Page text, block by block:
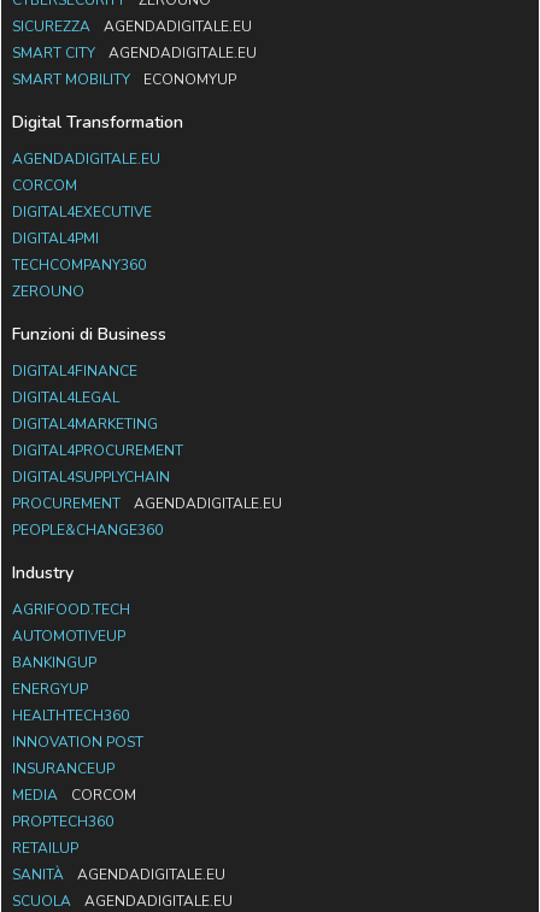
SICUREZZA
AGENDADIGITALE.EU
SMART CITY
AGENDADIGITALE.EU
SMART MOBILITY
ECONOMYUP
Digital Transformation
AGENDADIGITALE.EU
CORCOM
DIGITAL4EXECUTIVE
DIGITAL4PMI
TECHCOMPANY360
ZEROUNO
Funzioni di Business
DIGITAL4FINANCE
DIGITAL4LEGAL
DIGITAL4MARKETING
DIGITAL4PROCUREMENT
DIGITAL4SUPPLYCHAIN
PROCUREMENT
AGENDADIGITALE.EU
PEOPLE&CHANGE360
Industry
AGRIFOOD.TECH
AUTOMOTIVEUP
BANKINGUP
ENERGYUP
HEALTHTECH360
INNOVATION POST
INSURANCEUP
MEDIA
CORCOM
PROPTECH360
RETAILUP
SANITÀ
AGENDADIGITALE.EU
SCUOLA
AGENDADIGITALE.EU